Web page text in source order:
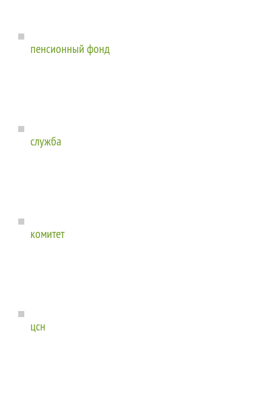
пенсионный фонд
служба
комитет
цсн